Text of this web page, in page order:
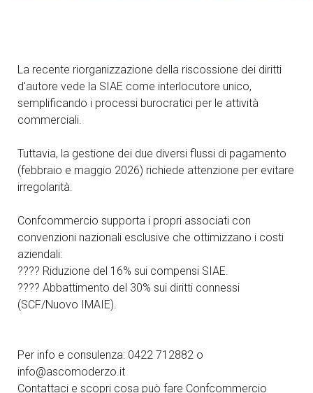
La recente riorganizzazione della riscossione dei diritti
d'autore vede la SIAE come interlocutore unico,
semplificando i processi burocratici per le attività
commerciali.
Tuttavia, la gestione dei due diversi flussi di pagamento
(febbraio e maggio 2026) richiede attenzione per evitare
irregolarità.
Confcommercio supporta i propri associati con
convenzioni nazionali esclusive che ottimizzano i costi
aziendali:
???? Riduzione del 16% sui compensi SIAE.
???? Abbattimento del 30% sui diritti connessi
(SCF/Nuovo IMAIE).
Per info e consulenza: 0422 712882 o
info@ascomoderzo.it
Contattaci e scopri cosa può fare Confcommercio